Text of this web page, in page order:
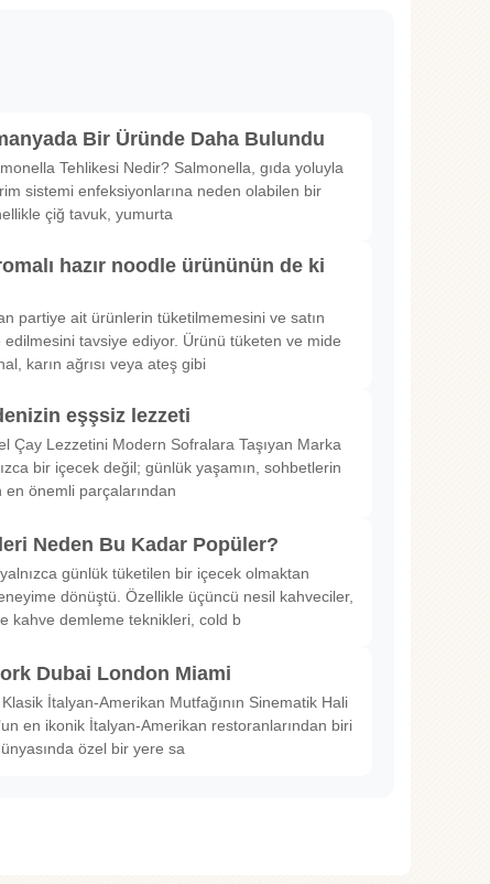
Bir Üründe Daha Bulundu
Tehlikesi Nedir? Salmonella, gıda yoluyla
sistemi enfeksiyonlarına neden olabilen bir
çiğ tavuk, yumurta
hazır noodle ürününün de ki
partiye ait ürünlerin tüketilmemesini ve satın
edilmesini tavsiye ediyor. Ürünü tüketen ve mide
karın ağrısı veya ateş gibi
eşşsiz lezzeti
Çay Lezzetini Modern Sofralara Taşıyan Marka
bir içecek değil; günlük yaşamın, sohbetlerin
önemli parçalarından
Neden Bu Kadar Popüler?
günlük tüketilen bir içecek olmaktan
dönüştü. Özellikle üçüncü nesil kahveciler,
kahve demleme teknikleri, cold b
Dubai London Miami
İtalyan-Amerikan Mutfağının Sinematik Hali
en ikonik İtalyan-Amerikan restoranlarından biri
özel bir yere sa